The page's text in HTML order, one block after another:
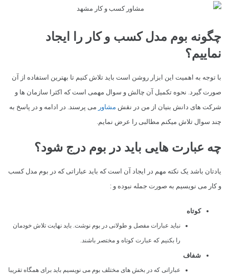
چگونه بوم مدل کسب و کار را ایجاد
نماییم؟
با توجه به اهمیت این ابزار روشن است باید تلاش کنیم تا بهترین استفاده از آن
صورت گیرد. نحوه تکمیل آن چالش و سوال مهمی است که اکثرا سازمان ها و
شرکت های دانش بنیان از من در نقش مشاور می پرسند. در ادامه و در پاسخ به
چند سوال تلاش میکنم مطالبی را عرض نمایم.
چه عبارت هایی باید در بوم درج شود؟
یادتان باشد یک نکته مهم در ایجاد آن است که باید عباراتی که در بوم مدل کسب
و کار می نویسیم به صورت جمله نبوده و :
کوتاه
نباید عبارات مفصل و طولانی در بوم نوشت. باید نهایت تلاش خودمان
را بکنیم که عبارت کوتاه و مختصر باشند.
شفاف
عباراتی که در بخش های مختلف بوم می نویسیم باید برای همگاه تقریبا